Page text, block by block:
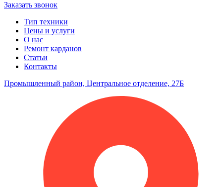
Заказать звонок
Тип техники
Цены и услуги
О нас
Ремонт карданов
Статьи
Контакты
Промышленный район, Центральное отделение, 27Б